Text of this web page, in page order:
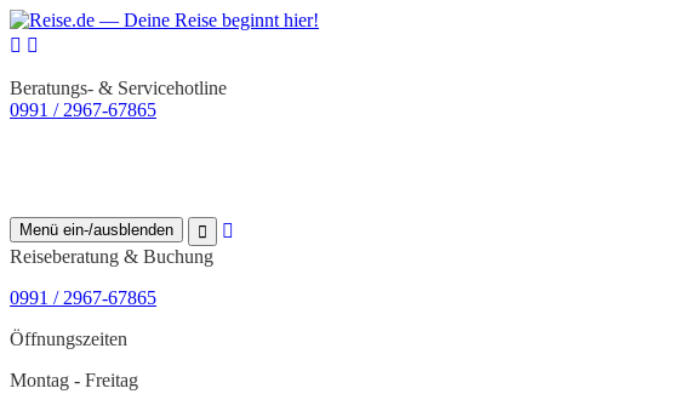
Beratungs- & Servicehotline
0991 / 2967-67865
Menü ein-/ausblenden
Reiseberatung & Buchung
0991 / 2967-67865
Öffnungszeiten
Montag - Freitag